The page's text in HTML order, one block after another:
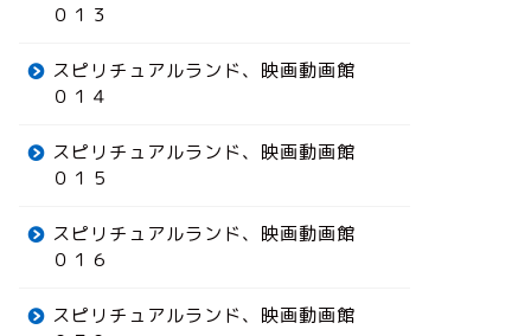
０１３
スピリチュアルランド、映画動画館
０１４
スピリチュアルランド、映画動画館
０１５
スピリチュアルランド、映画動画館
０１６
スピリチュアルランド、映画動画館